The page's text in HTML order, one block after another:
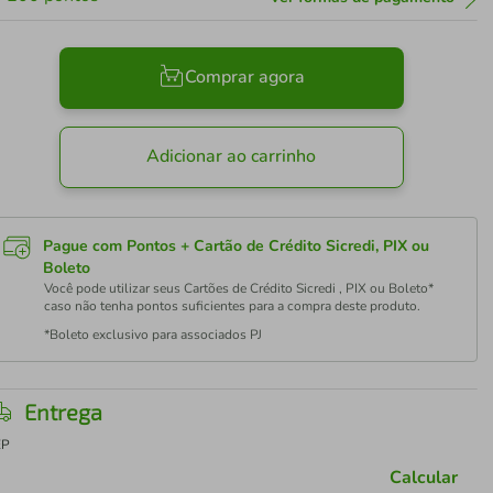
Comprar agora
Adicionar ao carrinho
Pague com Pontos + Cartão de Crédito Sicredi, PIX ou
Boleto
Você pode utilizar seus Cartões de Crédito Sicredi , PIX ou Boleto*
caso não tenha pontos suficientes para a compra deste produto.
*Boleto exclusivo para associados PJ
Entrega
Calcular